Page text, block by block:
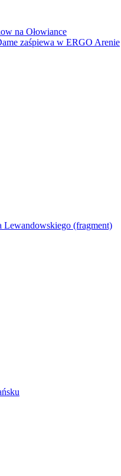
na Ołowiance
zaśpiewa w ERGO Arenie
Lewandowskiego (fragment)